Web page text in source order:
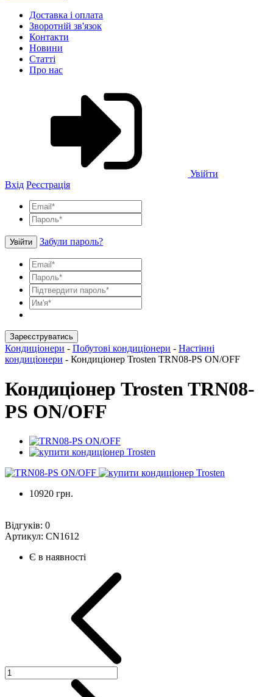
Доставка і оплата
Зворотній зв'язок
Контакти
Новини
Статті
Про нас
Увійти
Вхід Реєстрація
Увійти Забули пароль?
Зареєструватись
Кондиціонери - Побутові кондиціонери - Настінні
кондиціонери - Кондиціонер Trosten TRN08-PS ON/OFF
Кондиціонер Trosten TRN08-
PS ON/OFF
10920 грн.
Відгуків: 0
Артикул: CN1612
Є в наявності